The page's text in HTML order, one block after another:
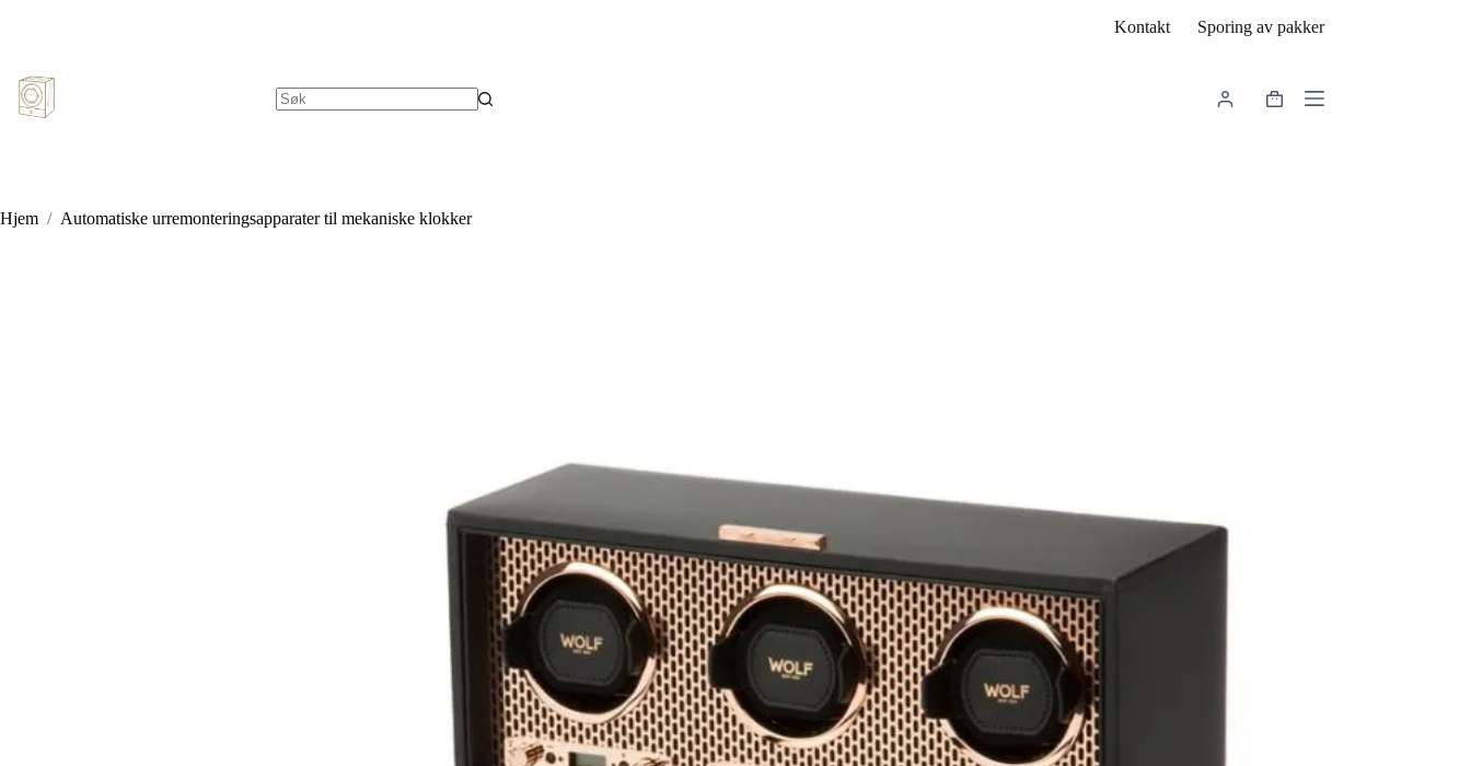
Kontakt Sporing av pakker
Handlekurv
Hjem / Automatiske urremonteringsapparater til mekaniske klokker